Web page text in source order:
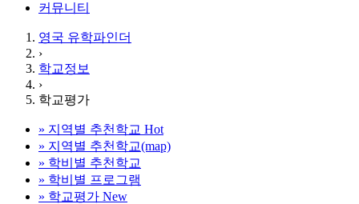
커뮤니티
영국 유학파인더
›
학교정보
›
학교평가
» 지역별 추천학교 Hot
» 지역별 추천학교(map)
» 학비별 추천학교
» 학비별 프로그램
» 학교평가 New